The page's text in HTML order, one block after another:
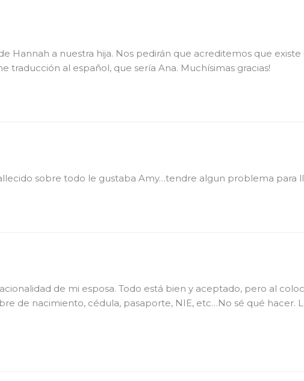
Hannah a nuestra hija. Nos pedirán que acreditemos que existe
al español, que sería Ana. Muchísimas gracias!
sobre todo le gustaba Amy…tendre algun problema para
de mi esposa. Todo está bien y aceptado, pero al
de nacimiento, cédula, pasaporte, NIE, etc…No sé qué hacer.